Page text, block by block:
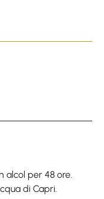
alcol per 48 ore.
di Capri.